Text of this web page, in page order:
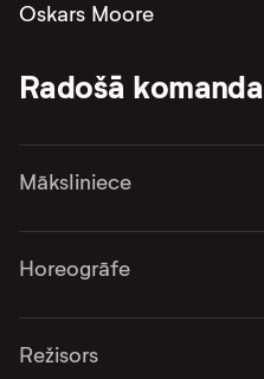
Oskars Moore
Radošā komanda
Māksliniece
Horeogrāfe
Režisors